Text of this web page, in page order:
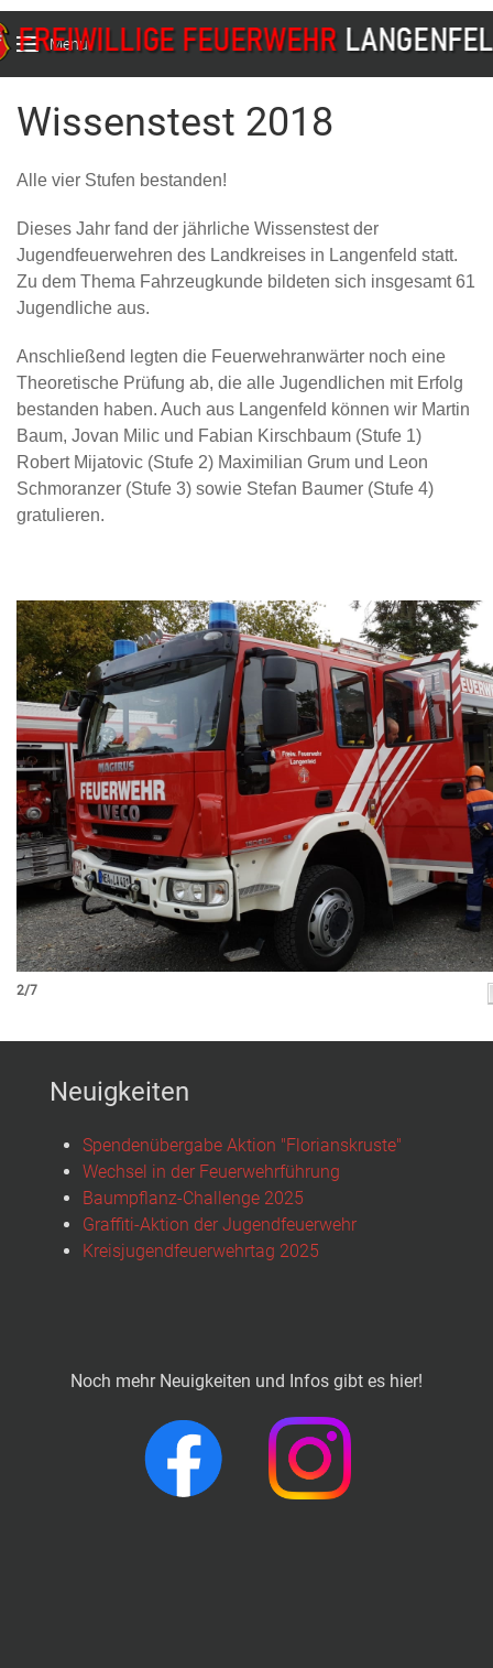
Menu
Wissenstest 2018
Alle vier Stufen bestanden!
Dieses Jahr fand der jährliche Wissenstest der
Jugendfeuerwehren des Landkreises in Langenfeld statt.
Zu dem Thema Fahrzeugkunde bildeten sich insgesamt 61
Jugendliche aus.
Anschließend legten die Feuerwehranwärter noch eine
Theoretische Prüfung ab, die alle Jugendlichen mit Erfolg
bestanden haben. Auch aus Langenfeld können wir Martin
Baum, Jovan Milic und Fabian Kirschbaum (Stufe 1)
Robert Mijatovic (Stufe 2) Maximilian Grum und Leon
Schmoranzer (Stufe 3) sowie Stefan Baumer (Stufe 4)
gratulieren.
2/7
Neuigkeiten
Spendenübergabe Aktion "Florianskruste"
Wechsel in der Feuerwehrführung
Baumpflanz-Challenge 2025
Graffiti-Aktion der Jugendfeuerwehr
Kreisjugendfeuerwehrtag 2025
Noch mehr Neuigkeiten und Infos gibt es hier!